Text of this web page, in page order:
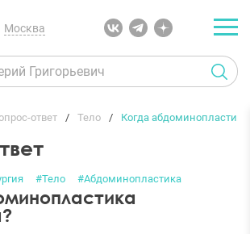
Москва
ответ Тело Когда
#Тело #Абдоминопластика